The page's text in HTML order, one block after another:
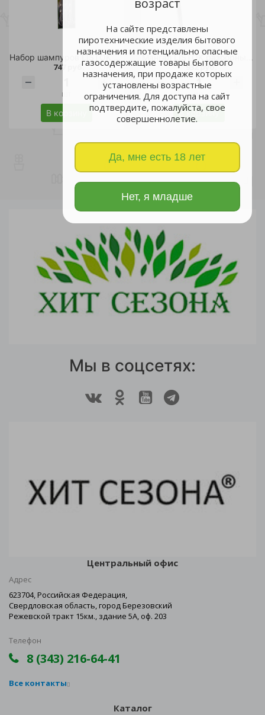
На сайте представлены
пиротехнические изделия бытового
назначения и потенциально опасные
газосодержащие товары бытового
назначения, при продаже которых
установлены возрастные
ограничения. Для доступа на сайт
подтвердите, пожалуйста, свое
совершеннолетие.
Да, мне есть 18 лет
Нет, я младше
Набор шампуров LISTOK 6шт /24
747 руб.
шт
В корзину
932 руб.
шт
В корзину
Мы в соцсетях:
Центральный офис
Адрес
623704, Российская Федерация,
Свердловская область, город Березовский
Режевской тракт 15км., здание 5А, оф. 203
Телефон
8 (343) 216-64-41
Все контакты
Каталог